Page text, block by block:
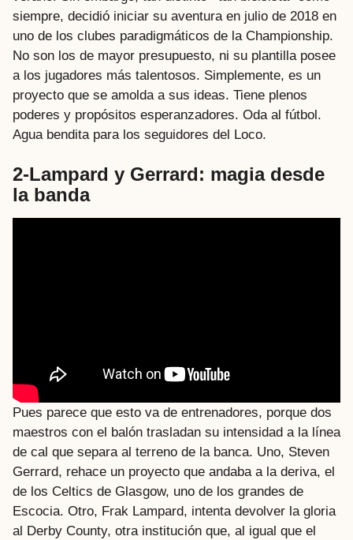
siempre, decidió iniciar su aventura en julio de 2018 en
uno de los clubes paradigmáticos de la Championship.
No son los de mayor presupuesto, ni su plantilla posee
a los jugadores más talentosos. Simplemente, es un
proyecto que se amolda a sus ideas. Tiene plenos
poderes y propósitos esperanzadores. Oda al fútbol.
Agua bendita para los seguidores del Loco.
2-Lampard y Gerrard: magia desde
la banda
Pues parece que esto va de entrenadores, porque dos
maestros con el balón trasladan su intensidad a la línea
de cal que separa al terreno de la banca. Uno, Steven
Gerrard, rehace un proyecto que andaba a la deriva, el
de los Celtics de Glasgow, uno de los grandes de
Escocia. Otro, Frak Lampard, intenta devolver la gloria
al Derby County, otra institución que, al igual que el